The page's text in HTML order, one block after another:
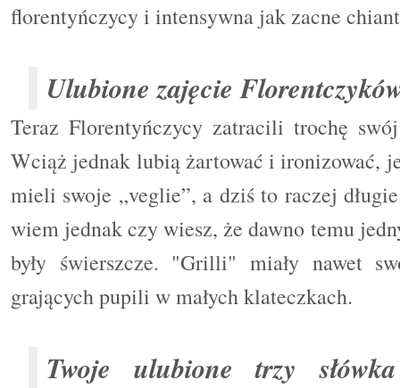
florentyńczycy i intensywna jak zacne
Ulubione zajęcie
Teraz Florentyńczycy zatracili trochę
Wciąż jednak lubią żartować i ironizować,
mieli swoje „veglie”, a dziś to raczej
wiem jednak czy wiesz, że dawno temu
były świerszcze. "Grilli" miały nawet
grających pupili w małych klateczkach.
Twoje ulubione trzy